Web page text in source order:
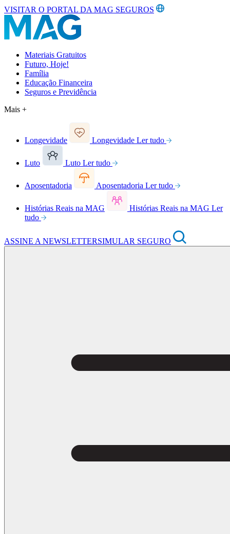
VISITAR O PORTAL DA MAG SEGUROS
Materiais Gratuitos
Futuro, Hoje!
Família
Educação Financeira
Seguros e Previdência
Mais +
Longevidade Longevidade Ler tudo
Luto Luto Ler tudo
Aposentadoria Aposentadoria Ler tudo
Histórias Reais na MAG Histórias Reais na MAG Ler
tudo
ASSINE A NEWSLETTERSIMULAR SEGURO